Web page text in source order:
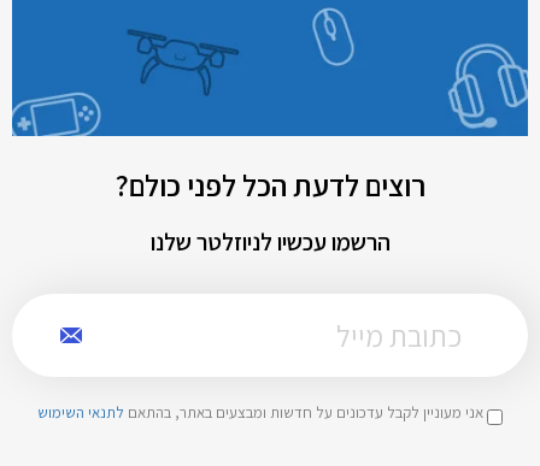
רוצים לדעת הכל לפני כולם?
הרשמו עכשיו לניוזלטר שלנו
אני מעוניין לקבל עדכונים על חדשות ומבצעים באתר, בהתאם לתנאי השימוש